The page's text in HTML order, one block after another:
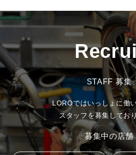
STAFF 募集
LOROではいっしょに働
スタッフを募集してお
募集中の店舗